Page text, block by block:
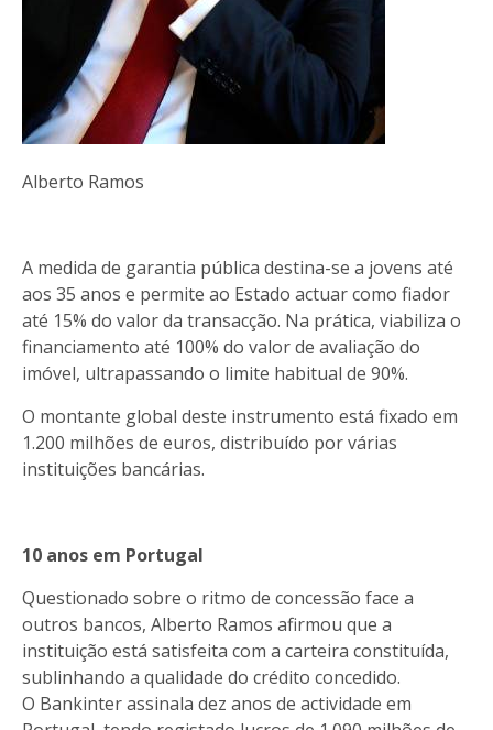
Alberto Ramos
A medida de garantia pública destina-se a jovens até
aos 35 anos e permite ao Estado actuar como fiador
até 15% do valor da transacção. Na prática, viabiliza o
financiamento até 100% do valor de avaliação do
imóvel, ultrapassando o limite habitual de 90%.
O montante global deste instrumento está fixado em
1.200 milhões de euros, distribuído por várias
instituições bancárias.
10 anos em Portugal
Questionado sobre o ritmo de concessão face a
outros bancos, Alberto Ramos afirmou que a
instituição está satisfeita com a carteira constituída,
sublinhando a qualidade do crédito concedido.
O Bankinter assinala dez anos de actividade em